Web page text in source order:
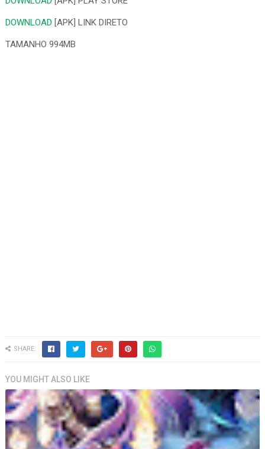
DOWNLOAD [APK] LINK DIRETO
TAMANHO 994MB
SHARE:
YOU MIGHT ALSO LIKE